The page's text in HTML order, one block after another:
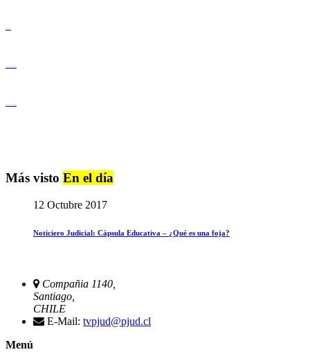
Más visto En el día
12 Octubre 2017
Noticiero Judicial: Cápsula Educativa – ¿Qué es una foja?
Compañia 1140,
Santiago,
CHILE
E-Mail: tvpjud@pjud.cl
Menú